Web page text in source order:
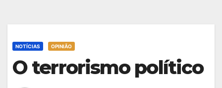
NOTÍCIAS OPINIÃO
O terrorismo político